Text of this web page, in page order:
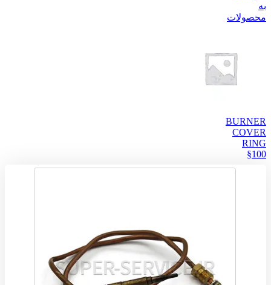
به
محصولات
BURNER
COVER
RING
§100